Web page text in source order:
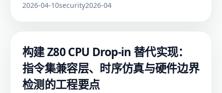
2026-04-10security2026-04
构建 Z80 CPU Drop-in 替代实现：
指令集兼容层、时序仿真与硬件边界
检测的工程要点